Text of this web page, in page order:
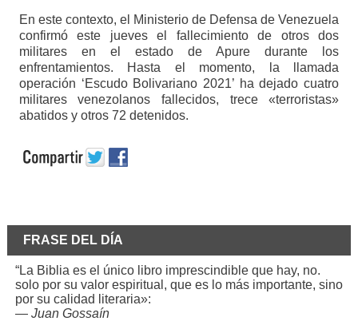
En este contexto, el Ministerio de Defensa de Venezuela
confirmó este jueves el fallecimiento de otros dos
militares en el estado de Apure durante los
enfrentamientos. Hasta el momento, la llamada
operación ‘Escudo Bolivariano 2021’ ha dejado cuatro
militares venezolanos fallecidos, trece «terroristas»
abatidos y otros 72 detenidos.
FRASE DEL DÍA
“La Biblia es el único libro imprescindible que hay, no.
solo por su valor espiritual, que es lo más importante, sino
por su calidad literaria»:
— Juan Gossaín